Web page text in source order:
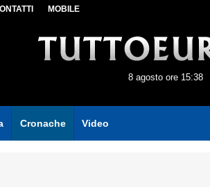
MOBILE
8 agosto ore 15:38
Cronache Video